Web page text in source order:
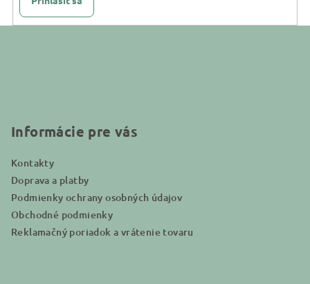
Informácie pre vás
Kontakty
Doprava a platby
Podmienky ochrany osobných údajov
Obchodné podmienky
Reklamačný poriadok a vrátenie tovaru